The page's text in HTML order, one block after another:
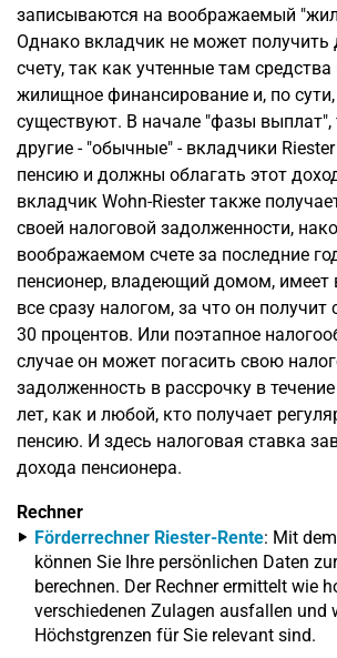
записываются на воображаемый
Однако вкладчик не может получить
счету, так как учтенные там
жилищное финансирование и, по
существуют. В начале "фазы выплат",
другие - "обычные" - вкладчики
пенсию и должны облагать этот
вкладчик Wohn-Riester также
своей налоговой задолженности,
воображаемом счете за последние
пенсионер, владеющий домом, имеет
все сразу налогом, за что он получит
30 процентов. Или поэтапное
случае он может погасить свою
задолженность в рассрочку в
лет, как и любой, кто получает
пенсию. И здесь налоговая ставка
дохода пенсионера.
Rechner
Förderrechner Riester-Rente: Mit
können Sie Ihre persönlichen Daten
berechnen. Der Rechner ermittelt wie
verschiedenen Zulagen ausfallen und
Höchstgrenzen für Sie relevant sind.